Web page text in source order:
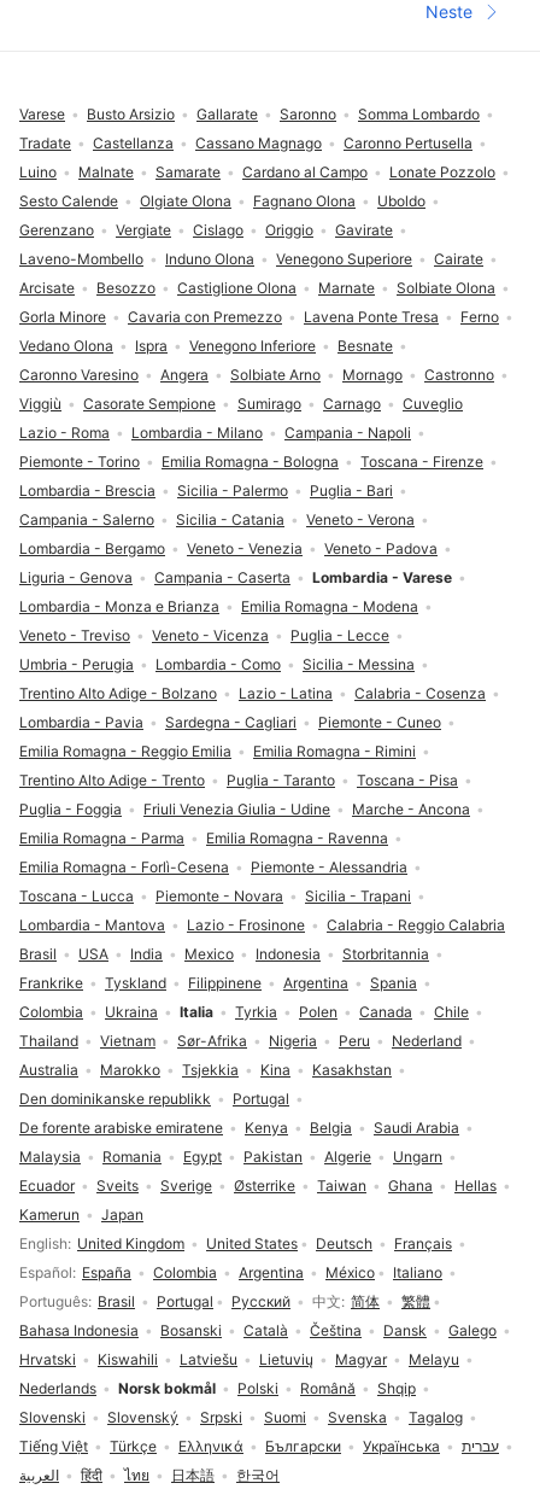
Neste
Neste
Språkvalg
English United Kingdom United States Deutsch
Français
Español
España Colombia Argentina México
Italiano
Português Brasil Portugal Русский 中文 简体
繁體
Bahasa Indonesia
Bosanski Català Čeština Dansk
Galego
Hrvatski
Kiswahili Latviešu Lietuvių Magyar
Melayu
Nederlands
Norsk bokmål Polski Română
Shqip
Slovenski
Slovenský Srpski Suomi Svenska
Tagalog
Tiếng Việt
Türkçe Ελληνικά Български Українська
עברית
العربية
हिंदी ไทย 日本語 한국어
Brasil USA India Mexico Indonesia
Storbritannia
Frankrike
Tyskland Filippinene Argentina
Spania
Colombia
Ukraina Italia Tyrkia Polen Canada
Chile
Thailand
Vietnam Sør-Afrika Nigeria Peru
Nederland
Australia
Marokko Tsjekkia Kina
Kasakhstan
Den dominikanske republikk
Portugal
De forente arabiske emiratene
Kenya Belgia
Saudi Arabia
Malaysia
Romania Egypt Pakistan Algerie
Ungarn
Ecuador
Sveits Sverige Østerrike Taiwan Ghana
Hellas
Kamerun
Japan
Lazio - Roma Lombardia - Milano
Campania - Napoli
Piemonte - Torino
Emilia Romagna - Bologna
Toscana - Firenze
Lombardia - Brescia
Sicilia - Palermo
Puglia - Bari
Campania - Salerno
Sicilia - Catania
Veneto - Verona
Lombardia - Bergamo
Veneto - Venezia
Veneto - Padova
Liguria - Genova
Campania - Caserta
Lombardia - Varese
Lombardia - Monza e Brianza
Emilia Romagna - Modena
Veneto - Treviso
Veneto - Vicenza
Puglia - Lecce
Umbria - Perugia
Lombardia - Como
Sicilia - Messina
Trentino Alto Adige - Bolzano
Lazio - Latina
Calabria - Cosenza
Lombardia - Pavia
Sardegna - Cagliari
Piemonte - Cuneo
Emilia Romagna - Reggio Emilia
Emilia Romagna - Rimini
Trentino Alto Adige - Trento
Puglia - Taranto
Toscana - Pisa
Puglia - Foggia
Friuli Venezia Giulia - Udine
Marche - Ancona
Emilia Romagna - Parma
Emilia Romagna - Ravenna
Emilia Romagna - Forlì-Cesena
Piemonte - Alessandria
Toscana - Lucca
Piemonte - Novara
Sicilia - Trapani
Lombardia - Mantova
Lazio - Frosinone Calabria - Reggio Calabria
Varese Busto Arsizio Gallarate Saronno
Somma Lombardo
Tradate
Castellanza Cassano Magnago
Caronno Pertusella
Luino
Malnate Samarate Cardano al Campo
Lonate Pozzolo
Sesto Calende
Olgiate Olona Fagnano Olona
Uboldo
Gerenzano
Vergiate Cislago Origgio
Gavirate
Laveno-Mombello
Induno Olona Venegono Superiore
Cairate
Arcisate
Besozzo Castiglione Olona Marnate
Solbiate Olona
Gorla Minore
Cavaria con Premezzo Lavena Ponte Tresa
Ferno
Vedano Olona
Ispra Venegono Inferiore
Besnate
Caronno Varesino
Angera Solbiate Arno Mornago
Castronno
Viggiù
Casorate Sempione Sumirago Carnago Cuveglio